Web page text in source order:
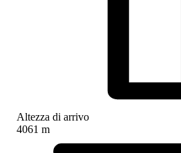
Altezza di arrivo
4061 m